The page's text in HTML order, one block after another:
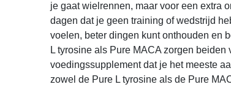
je gaat wielrennen, maar voor een extra
dagen dat je geen training of wedstrijd
voelen, beter dingen kunt onthouden en
L tyrosine als Pure MACA zorgen
voedingssupplement dat je het meeste
zowel de Pure L tyrosine als de Pure